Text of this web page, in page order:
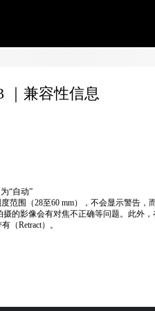
｜兼容性信息
“自动”
范围（28至60 mm），不会显示警告，
的影像会有对焦不正确等问题。此外
（Retract）。